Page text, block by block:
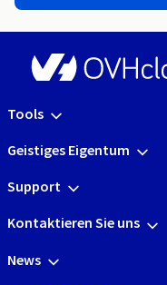
Tools
Geistiges Eigentum
Support
Kontaktieren Sie uns
News